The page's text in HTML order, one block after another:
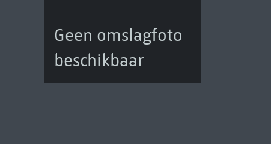
Geen omslagfoto
beschikbaar